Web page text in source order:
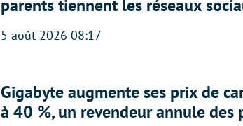
parents tiennent les réseaux
5 août 2026 08:17
Gigabyte augmente ses prix de
à 40 %, un revendeur annule des